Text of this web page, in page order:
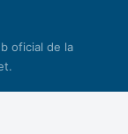
oficial de la